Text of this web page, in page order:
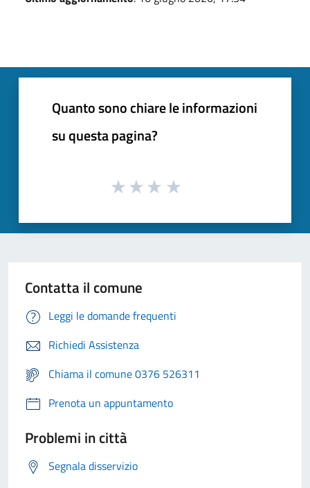
Quanto sono chiare le informazioni
su questa pagina?
Contatta il comune
Leggi le domande frequenti
Richiedi Assistenza
Chiama il comune 0376 526311
Prenota un appuntamento
Problemi in città
Segnala disservizio